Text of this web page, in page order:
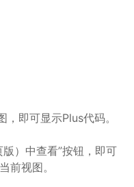
即可显示Plus代码。
）中查看”按钮，即可
前视图。